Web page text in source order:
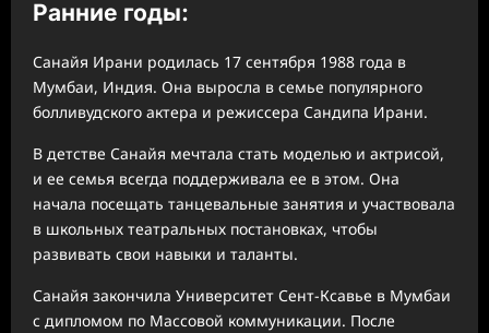
Ранние годы:
Санайя Ирани родилась 17 сентября 1988 года в
Мумбаи, Индия. Она выросла в семье популярного
болливудского актера и режиссера Сандипа Ирани.
В детстве Санайя мечтала стать моделью и актрисой,
и ее семья всегда поддерживала ее в этом. Она
начала посещать танцевальные занятия и участвовала
в школьных театральных постановках, чтобы
развивать свои навыки и таланты.
Санайя закончила Университет Сент-Ксавье в Мумбаи
с дипломом по Массовой коммуникации. После